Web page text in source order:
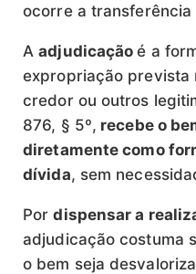
ocorre a
Aadjudicaçãoé a
expropriação prevista
credor ou outros
876, § 5º, recebe o
diretamente como
dívida, sem
Pordispensar a
adjudicação costuma
o bem seja